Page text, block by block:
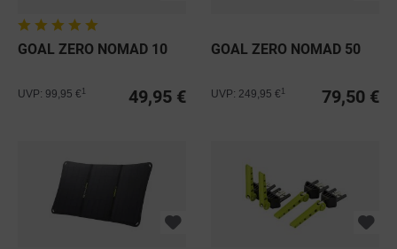
GOAL ZERO NOMAD 10
49,95 €
UVP: 99,95 €
GOAL ZERO NOMAD 50
79,50 €
UVP: 249,95 €